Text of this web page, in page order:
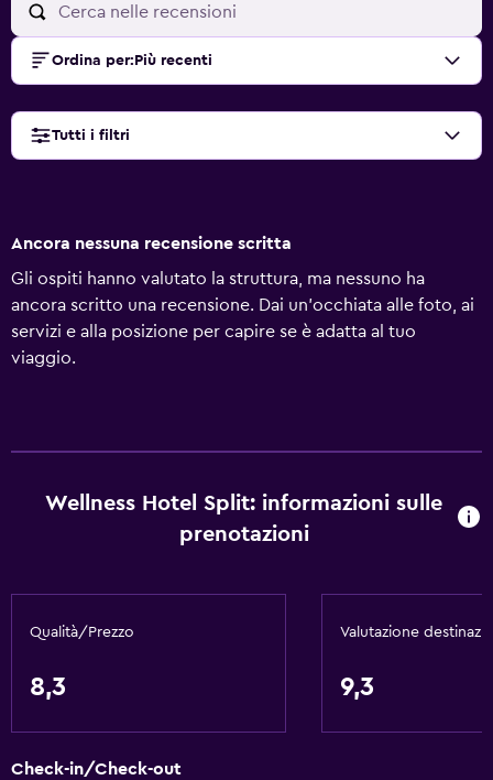
Ordina per: Più recenti
Tutti i filtri
Ancora nessuna recensione scritta
Gli ospiti hanno valutato la struttura, ma nessuno ha
ancora scritto una recensione. Dai un'occhiata alle foto, ai
servizi e alla posizione per capire se è adatta al tuo
viaggio.
Wellness Hotel Split: informazioni sulle
prenotazioni
Qualità/Prezzo
8,3
Valutazione
9,3
Check-in/Check-out